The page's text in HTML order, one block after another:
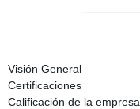
Visión General
Certificaciones
Calificación de la empresa